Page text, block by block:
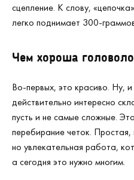
сцепление. К слову,
легко поднимает 300-
Чем хороша
Во-первых, это красиво. Ну,
действительно интересно
пусть и не самые сложные.
перебирание четок.
но увлекательная работа,
а сегодня это нужно многим.